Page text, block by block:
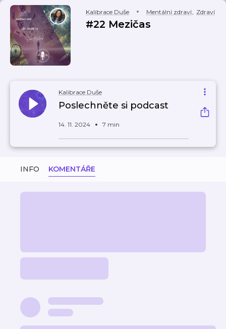
Kalibrace Duše Mentální zdraví, Zdraví
#22 Mezičas
Kalibrace Duše
Poslechněte si podcast
14. 11. 2024 7 min
INFO KOMENTÁŘE